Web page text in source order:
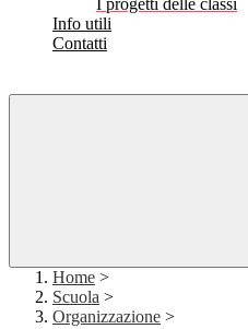
I progetti delle classi
Info utili
Contatti
Home >
Scuola >
Organizzazione >